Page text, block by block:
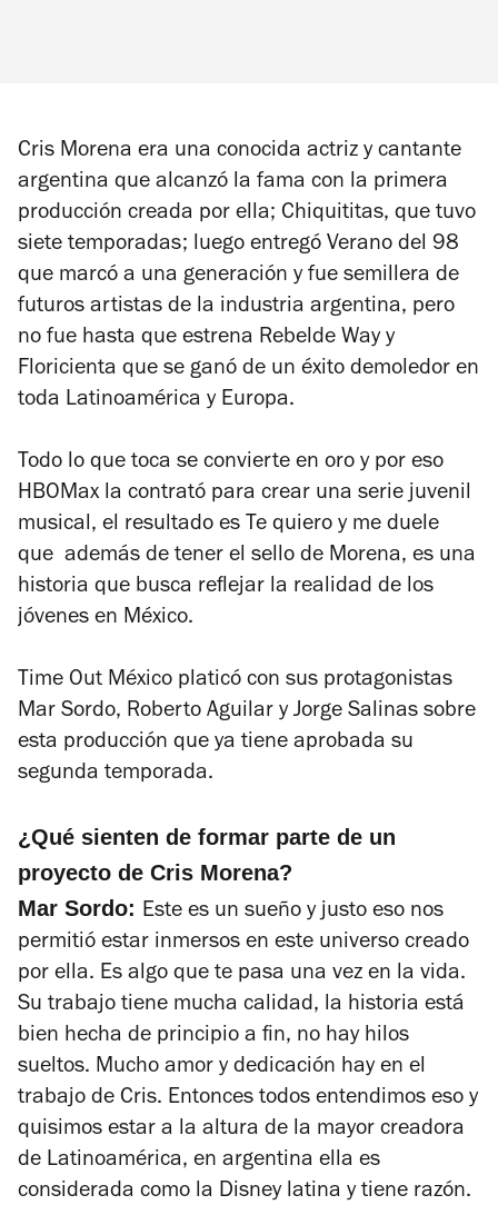
Cris Morena era una conocida actriz y cantante
argentina que alcanzó la fama con la primera
producción creada por ella; Chiquititas, que tuvo
siete temporadas; luego entregó Verano del 98
que marcó a una generación y fue semillera de
futuros artistas de la industria argentina, pero
no fue hasta que estrena Rebelde Wayy
Floricienta que se ganó de un éxito demoledor en
toda Latinoamérica y Europa.
Todo lo que toca se convierte en oro y por eso
HBOMax la contrató para crear una serie juvenil
musical, el resultado es Te quiero y me duele
que además de tener el sello de Morena, es una
historia que busca reflejar la realidad de los
jóvenes en México.
Time Out México platicó con sus protagonistas
Mar Sordo, Roberto Aguilar y Jorge Salinas sobre
esta producción que ya tiene aprobada su
segunda temporada.
¿Qué sienten de formar parte de un
proyecto de Cris Morena?
Mar Sordo: Este es un sueño y justo eso nos
permitió estar inmersos en este universo creado
por ella. Es algo que te pasa una vez en la vida.
Su trabajo tiene mucha calidad, la historia está
bien hecha de principio a fin, no hay hilos
sueltos. Mucho amor y dedicación hay en el
trabajo de Cris. Entonces todos entendimos eso y
quisimos estar a la altura de la mayor creadora
de Latinoamérica, en argentina ella es
considerada como la Disney latina y tiene razón.